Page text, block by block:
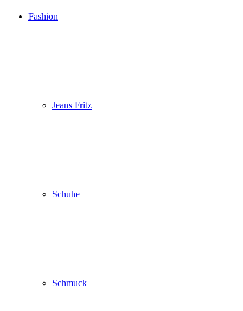
Fashion
Jeans Fritz
Schuhe
Schmuck